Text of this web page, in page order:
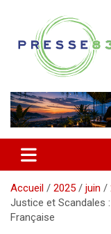
contenu
Presse 83
Accueil 2025 juin
Justice et Scandales
Française